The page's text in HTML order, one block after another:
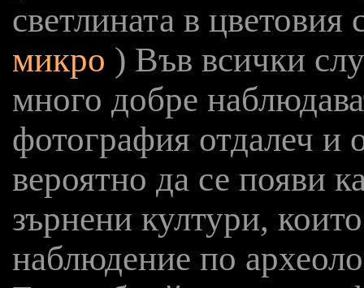
светлината в цветовия
микро ) Във всички
много добре
фотография отдалеч и
вероятно да се появи
зърнени култури,
наблюдение по